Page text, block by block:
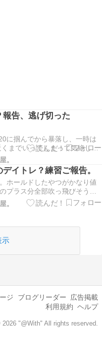
報告、逃げ切った
に掴んでから暴落し、一時は
までいってしまって気絶して
すが…最近少しずつ値上がり
した｡ﾟ(ﾟ´ω`ﾟ)ﾟ｡どうにか損切
した。微プラスです。良かっ
ばった儲けが吹っ飛ぶ…
。
イトレ？練習ご報告。
ホールドしたやつがかなり値
プラス分全部吹っ飛びそうに
とヤル気なくしてました。資
とりあえず、23日もそんな気
ヤル気なく、夜間適当に指
。
示
ジ ブログリーダー
広告掲載
利用規約 ヘルプ
"@With" All rights reserved.